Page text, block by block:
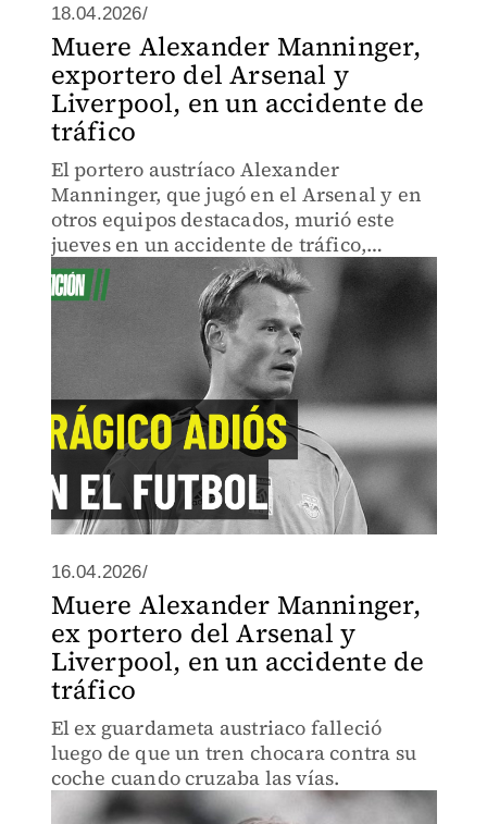
18.04.2026/
Muere Alexander Manninger,
exportero del Arsenal y
Liverpool, en un accidente de
tráfico
El portero austríaco Alexander
Manninger, que jugó en el Arsenal y en
otros equipos destacados, murió este
jueves en un accidente de tráfico,
informó uno de sus antiguos clubes, el
FC Salzburgo.
16.04.2026/
Muere Alexander Manninger,
ex portero del Arsenal y
Liverpool, en un accidente de
tráfico
El ex guardameta austriaco falleció
luego de que un tren chocara contra su
coche cuando cruzaba las vías.